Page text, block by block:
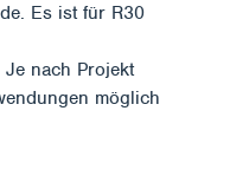
Es ist für R30
nach Projekt
möglich